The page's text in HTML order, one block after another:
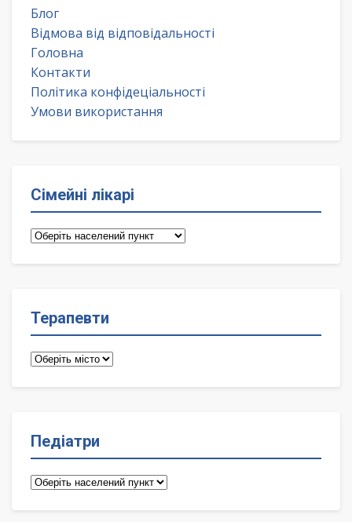
Блог
Відмова від відповідальності
Головна
Контакти
Політика конфідеціальності
Умови використання
Сімейні лікарі
Сімейні
Терапевти
Терапевти
Педіатри
Педіатри